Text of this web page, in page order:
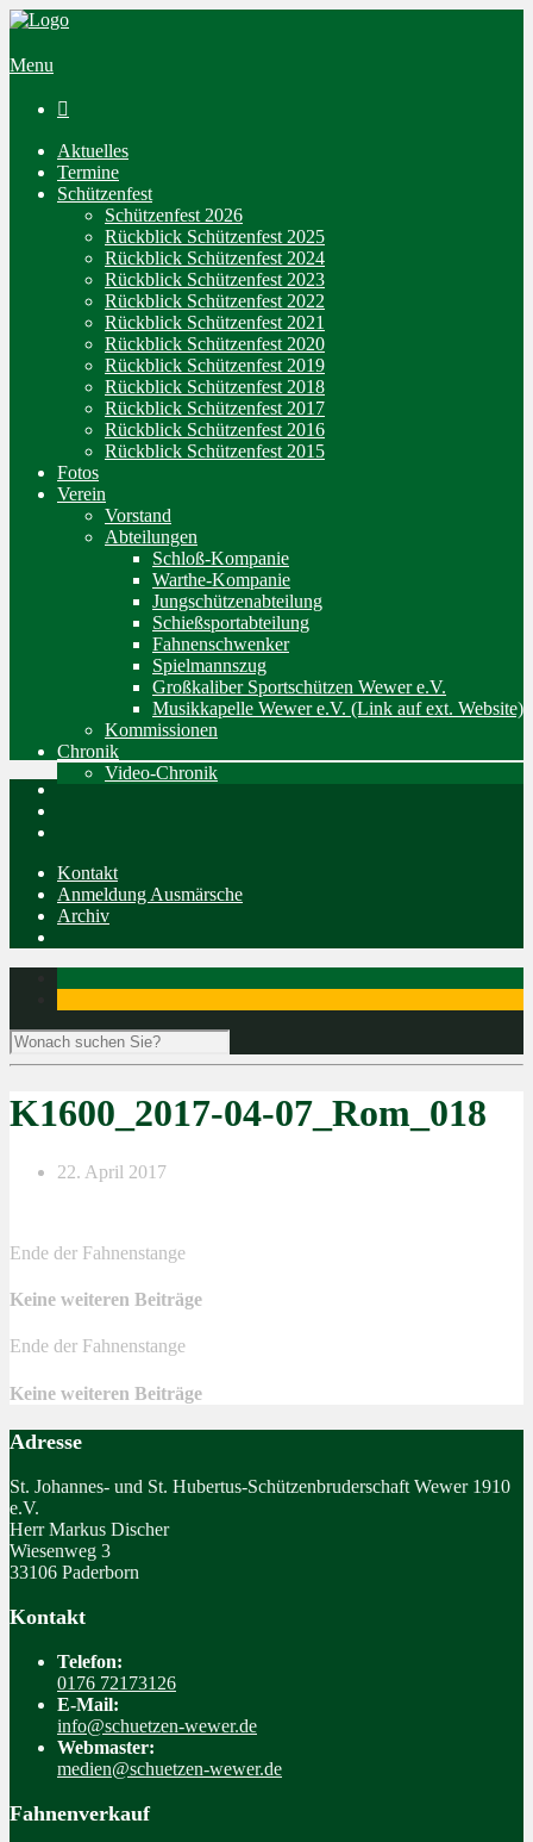
Menu

Aktuelles
Termine
Schützenfest
Schützenfest 2026
Rückblick Schützenfest 2025
Rückblick Schützenfest 2024
Rückblick Schützenfest 2023
Rückblick Schützenfest 2022
Rückblick Schützenfest 2021
Rückblick Schützenfest 2020
Rückblick Schützenfest 2019
Rückblick Schützenfest 2018
Rückblick Schützenfest 2017
Rückblick Schützenfest 2016
Rückblick Schützenfest 2015
Fotos
Verein
Vorstand
Abteilungen
Schloß-Kompanie
Warthe-Kompanie
Jungschützenabteilung
Schießsportabteilung
Fahnenschwenker
Spielmannszug
Großkaliber Sportschützen Wewer e.V.
Musikkapelle Wewer e.V. (Link auf ext. Website)
Kommissionen
Chronik
Video-Chronik
Kontakt
Anmeldung Ausmärsche
Archiv
K1600_2017-04-07_Rom_018
22. April 2017
Ende der Fahnenstange
Keine weiteren Beiträge
Ende der Fahnenstange
Keine weiteren Beiträge
Adresse
St. Johannes- und St. Hubertus-Schützenbruderschaft Wewer 1910
e.V.
Herr Markus Discher
Wiesenweg 3
33106 Paderborn
Kontakt
Telefon:
0176 72173126
E-Mail:
info@schuetzen-wewer.de
Webmaster:
medien@schuetzen-wewer.de
Fahnenverkauf